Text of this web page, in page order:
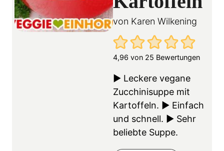
von Karen Wilkening
4,96 von 25 Bewertungen
▶ Leckere vegane
Zucchinisuppe mit
Kartoffeln. ▶ Einfach
und schnell. ▶ Sehr
beliebte Suppe.